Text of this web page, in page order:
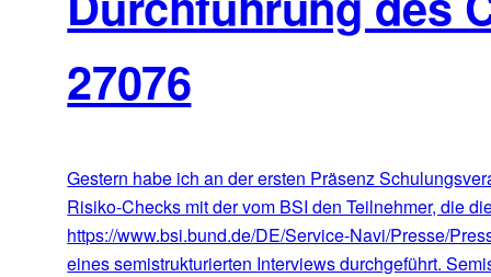
27076
Gestern habe ich an der ersten Präsenz
Risiko-Checks mit der vom BSI den Teilnehmer, die
https://www.bsi.bund.de/DE/Service-Navi/Presse/
eines semistrukturierten Interviews durchgeführt.